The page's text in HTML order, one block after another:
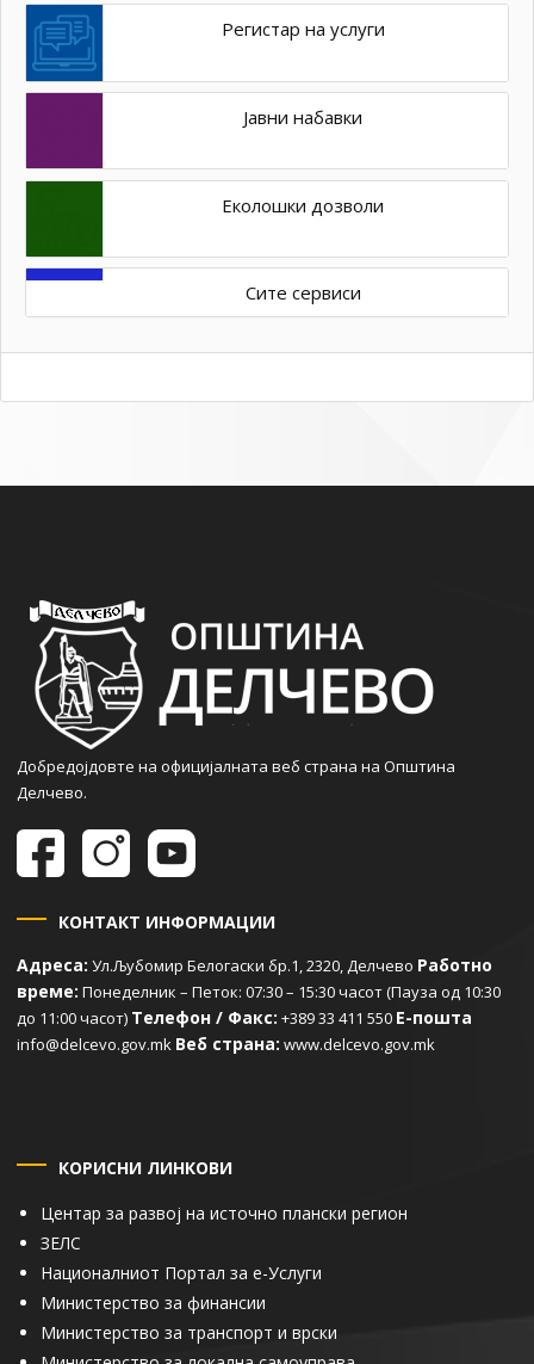
Регистар на услуги
Јавни набавки
Еколошки дозволи
Сите сервиси
Добредојдовте на официјалната веб страна на Општина
Делчево.
КОНТАКТ ИНФОРМАЦИИ
Адреса: Ул.Љубомир Белогаски бр.1, 2320, Делчево Работно
време: Понеделник – Петок: 07:30 – 15:30 часот (Пауза од 10:30
до 11:00 часот) Телефон / Факс: +389 33 411 550 Е-пошта
info@delcevo.gov.mk Веб страна: www.delcevo.gov.mk
КОРИСНИ ЛИНКОВИ
Центар за развој на источно плански регион
ЗЕЛС
Националниот Портал за е-Услуги
Министерство за финансии
Министерство за транспорт и врски